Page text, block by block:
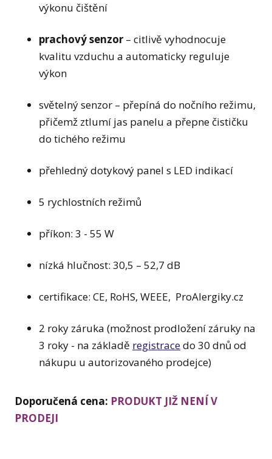
výkonu čištění
prachový senzor – citlivě vyhodnocuje
kvalitu vzduchu a automaticky reguluje
výkon
světelný senzor – přepíná do nočního režimu,
přičemž ztlumí jas panelu a přepne čističku
do tichého režimu
přehledný dotykový panel s LED indikací
5 rychlostních režimů
příkon: 3 - 55 W
nízká hlučnost: 30,5 – 52,7 dB
certifikace: CE, RoHS, WEEE, ProAlergiky.cz
2 roky záruka (možnost prodložení záruky na
3 roky - na základě registracedo 30 dnů od
nákupu u autorizovaného prodejce)
Doporučená cena: PRODUKT JIŽ NENÍ V
PRODEJI